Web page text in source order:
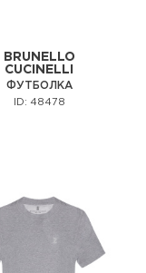
BRUNELLO
CUCINELLI
ФУТБОЛКА
ID: 48478